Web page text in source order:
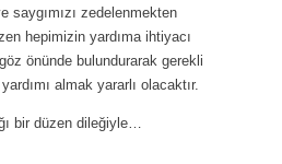
saygımızı zedelenmekten
hepimizin yardıma ihtiyacı
önünde bulundurarak gerekli
almak yararlı olacaktır.
bir düzen dileğiyle…